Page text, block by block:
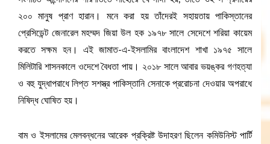
২০০ মানুষ প্রাণ হারান। মনে করা হয় তাঁদেরই সহায়তায় পাকিস্তানের
প্রেসিডেন্ট জেনারেল মহম্মদ জিয়া উল হক ১৯৭৮ সালে সেদেশে শরিয়া কায়েম
করতে সক্ষম হন। এই জামাত-এ-ইসলামির বাংলাদেশ শাখা ১৯৭৫ সালে
মিলিটারি শাসনকালে ওদেশে বৈধতা পায়। ২০১৮ সালে আবার ভয়ঙ্কর গণহত্যা
ও বহু যুদ্ধাপরাধে লিপ্ত সশস্ত্র পাকিস্তানি সেনাকে প্ররোচনা দেওয়ার অপরাধে
নিষিদ্ধ ঘোষিত হয়।
বাম ও ইসলামের মেলবন্ধনের আরেক প্রক্রিষ্ট উদাহরণ ছিলেন কমিউনিস্ট পার্টি